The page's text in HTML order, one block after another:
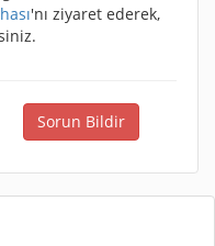
'nı ziyaret ederek,
Sorun Bildir